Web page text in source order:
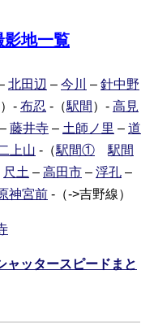
影地一覧
北田辺 – 今川 – 針中野
）- 布忍 -（駅間 ）- 高見
– 藤井寺 – 土師ノ里 – 道
上山 -（駅間①
駅間
尺土 – 高田市 – 浮孔 –
神宮前 -（->吉野線）
ャッタースピードまと